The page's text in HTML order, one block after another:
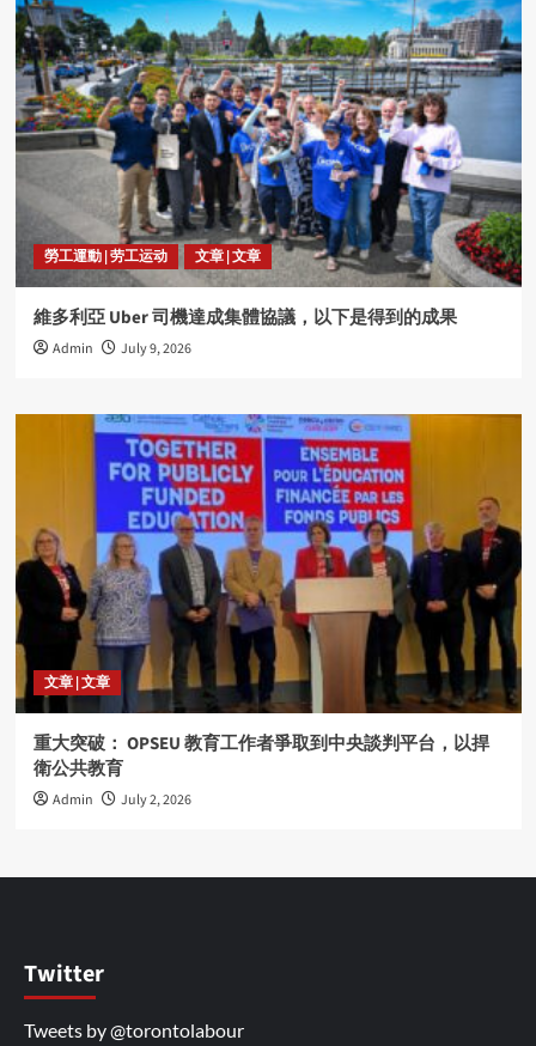
勞工運動 | 劳工运动 文章 | 文章
維多利亞 Uber 司機達成集體協議，以下是得到的成果
Admin July 9, 2026
文章 | 文章
重大突破： OPSEU 教育工作者爭取到中央談判平台，以捍
衛公共教育
Admin July 2, 2026
Twitter
Tweets by @torontolabour